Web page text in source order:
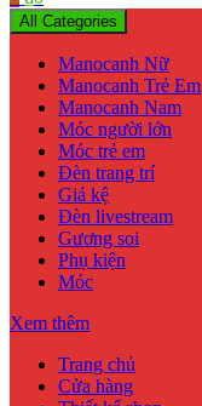
All Categories
Manocanh Nữ
Manocanh Trẻ Em
Manocanh Nam
Móc người lớn
Móc trẻ em
Đèn trang trí
Giá kệ
Đèn livestream
Gương soi
Phụ kiện
Móc
Xem thêm
Trang chủ
Cửa hàng